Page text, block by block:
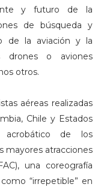
y futuro de la
de búsqueda y
de la aviación y la
o aviones
otros.
aéreas realizadas
Chile y Estados
de los
mayores atracciones
una coreografía
“irrepetible” en